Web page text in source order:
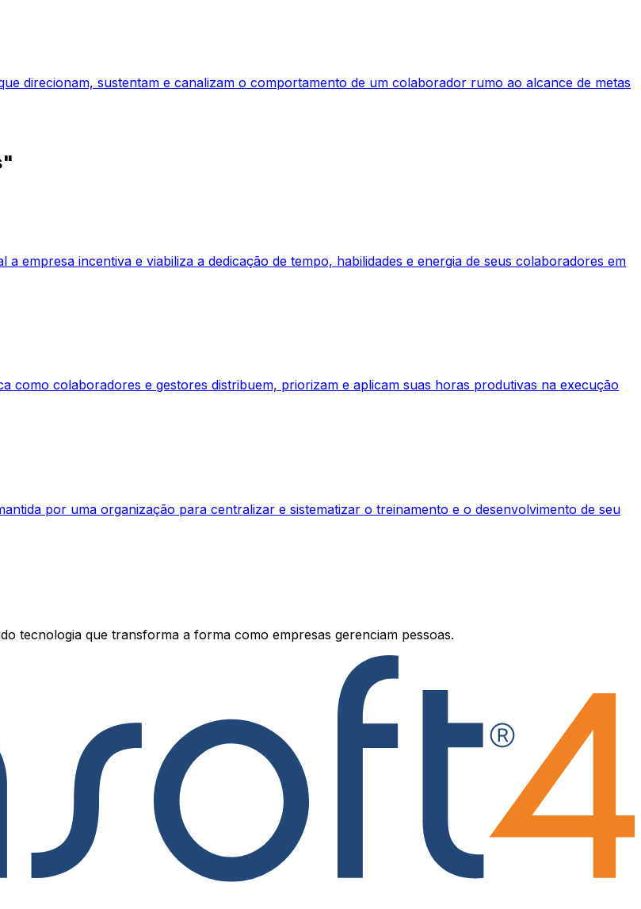
direcionam, sustentam e canalizam o comportamento de um colaborador rumo ao alcance de metas
empresa incentiva e viabiliza a dedicação de tempo, habilidades e energia de seus colaboradores em
colaboradores e gestores distribuem, priorizam e aplicam suas horas produtivas na execução
por uma organização para centralizar e sistematizar o treinamento e o desenvolvimento de seu
tecnologia que transforma a forma como empresas gerenciam pessoas.